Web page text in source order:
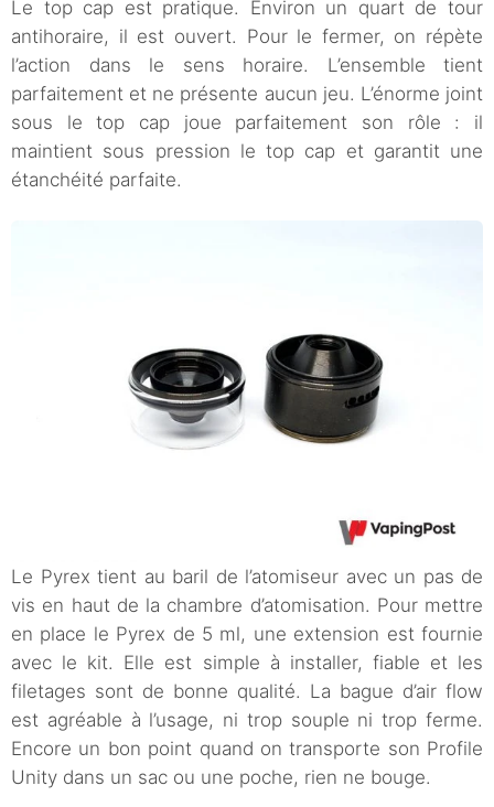
Le top cap est pratique. Environ un quart de tour
antihoraire, il est ouvert. Pour le fermer, on répète
l’action dans le sens horaire. L’ensemble tient
parfaitement et ne présente aucun jeu. L’énorme joint
sous le top cap joue parfaitement son rôle : il
maintient sous pression le top cap et garantit une
étanchéité parfaite.
Le Pyrex tient au baril de l’atomiseur avec un pas de
vis en haut de la chambre d’atomisation. Pour mettre
en place le Pyrex de 5 ml, une extension est fournie
avec le kit. Elle est simple à installer, fiable et les
filetages sont de bonne qualité. La bague d’air flow
est agréable à l’usage, ni trop souple ni trop ferme.
Encore un bon point quand on transporte son Profile
Unity dans un sac ou une poche, rien ne bouge.